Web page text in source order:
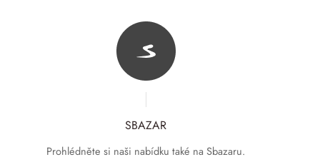
SBAZAR
Prohlédněte si naši nabídku také na Sbazaru.